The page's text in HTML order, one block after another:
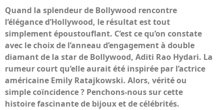
Quand la splendeur de Bollywood rencontre
l’élégance d’Hollywood, le résultat est tout
simplement époustouflant. C’est ce qu’on constate
avec le choix de l’anneau d’engagement à double
diamant de la star de Bollywood, Aditi Rao Hydari. La
rumeur court qu’elle aurait été inspirée par l’actrice
américaine Emily Ratajkowski. Alors, vérité ou
simple coïncidence ? Penchons-nous sur cette
histoire fascinante de bijoux et de célébrités.